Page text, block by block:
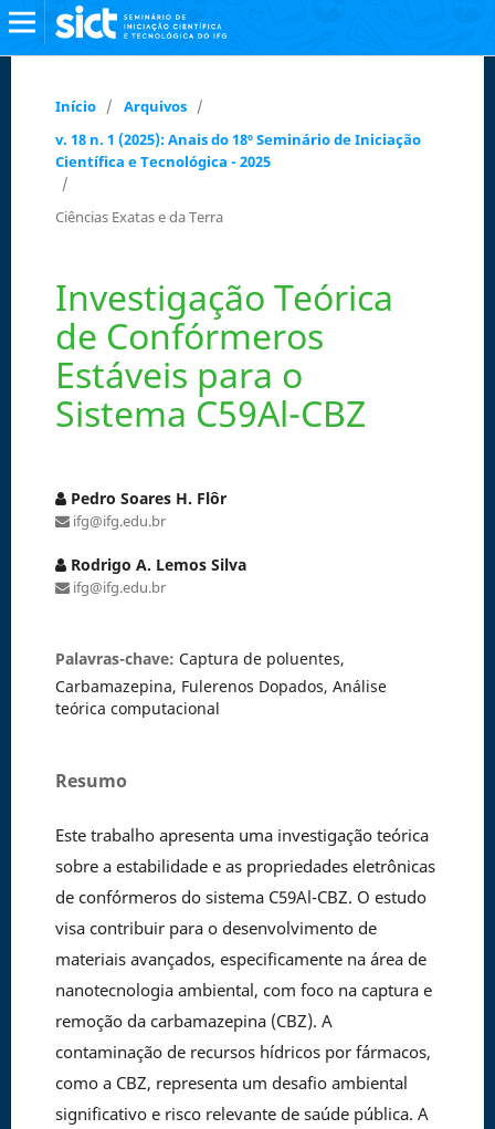
Início / Arquivos /
v. 18 n. 1 (2025): Anais do 18º Seminário de Iniciação
Científica e Tecnológica - 2025
/
Ciências Exatas e da Terra
Investigação Teórica
de Confórmeros
Estáveis para o
Sistema C59Al-CBZ
Pedro Soares H. Flôr
ifg@ifg.edu.br
Rodrigo A. Lemos Silva
ifg@ifg.edu.br
Palavras-chave: Captura de poluentes,
Carbamazepina, Fulerenos Dopados, Análise
teórica computacional
Resumo
Este trabalho apresenta uma investigação teórica
sobre a estabilidade e as propriedades eletrônicas
de confórmeros do sistema C59Al-CBZ. O estudo
visa contribuir para o desenvolvimento de
materiais avançados, especificamente na área de
nanotecnologia ambiental, com foco na captura e
remoção da carbamazepina (CBZ). A
contaminação de recursos hídricos por fármacos,
como a CBZ, representa um desafio ambiental
significativo e risco relevante de saúde pública. A